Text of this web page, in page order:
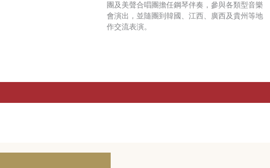
團及美聲合唱團擔任鋼琴伴奏，參與各類型音樂
會演出，並隨團到韓國、江西、廣西及貴州等地
作交流表演。